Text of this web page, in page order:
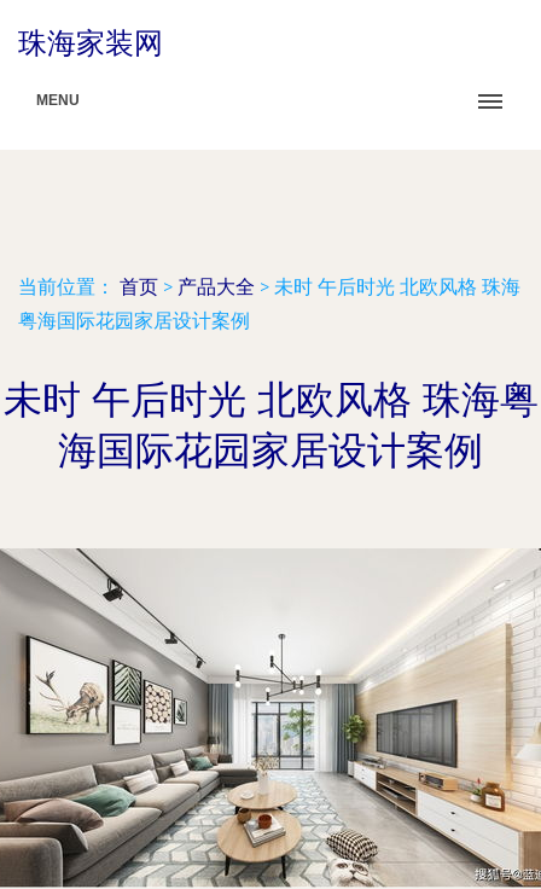
珠海家装网
MENU
当前位置： 首页 > 产品大全 > 未时 午后时光 北欧风格 珠海
粤海国际花园家居设计案例
未时 午后时光 北欧风格 珠海粤
海国际花园家居设计案例